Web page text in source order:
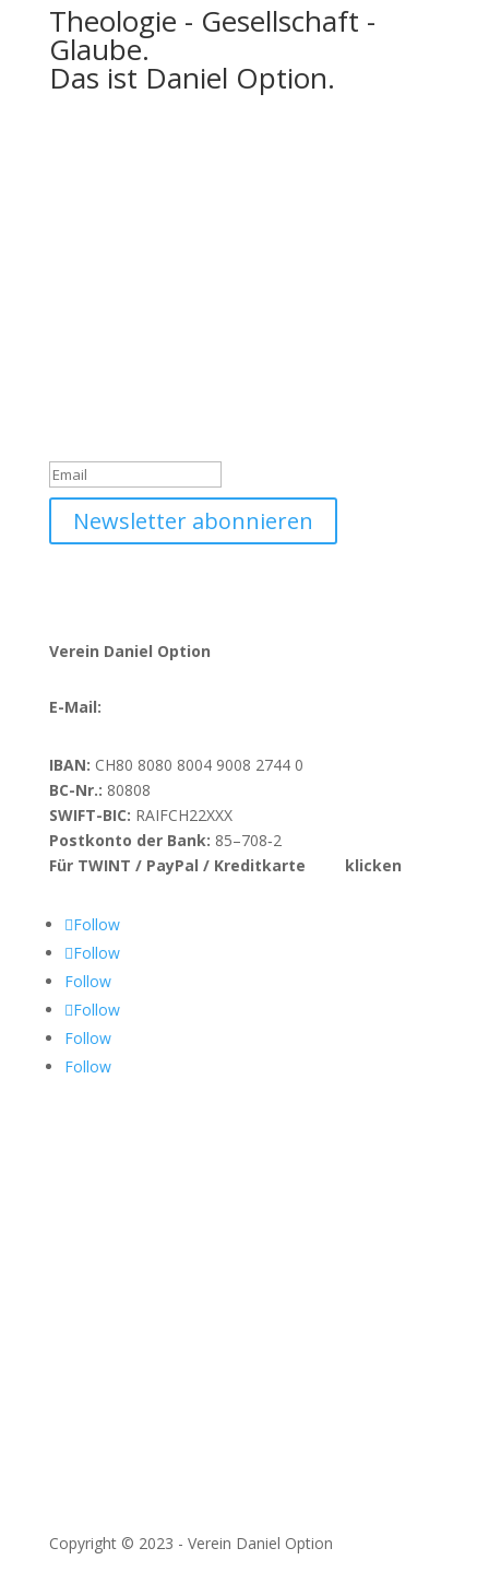
Theologie - Gesellschaft -
Glaube.
Das ist Daniel Option.
Newsletter abonnieren
Verein Daniel Option
E-Mail:
IBAN: CH80 8080 8004 9008 2744 0
BC-Nr.: 80808
SWIFT-BIC: RAIFCH22XXX
Postkonto der Bank: 85–708‑2
Für TWINT / PayPal / Kreditkarte
klicken
Follow
Follow
Follow
Follow
Follow
Follow
Copyright © 2023 - Verein Daniel Option